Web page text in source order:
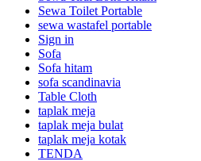
Sewa Toilet Portable
sewa wastafel portable
Sign in
Sofa
Sofa hitam
sofa scandinavia
Table Cloth
taplak meja
taplak meja bulat
taplak meja kotak
TENDA